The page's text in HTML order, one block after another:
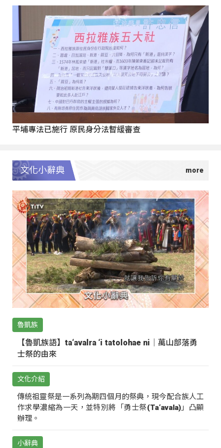
平埔專法已施行 原民身分法暫緩審查
文化小辭典
魯凱族
【魯凱族語】ta‘avalra ‘i tatolohae ni｜萬山部落勇
士祭的由來
文化介紹
傳統祖靈祭是一系列為期四個月的祭典，現今配合族人工
作求學濃縮為一天，並特別將「勇士祭(Ta‘avala)」凸顯
辦理。
小辭典